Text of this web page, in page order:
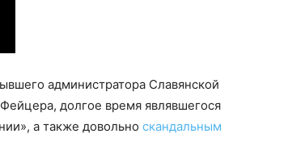
администратора Славянской
долгое время являвшегося
а также довольно скандальным